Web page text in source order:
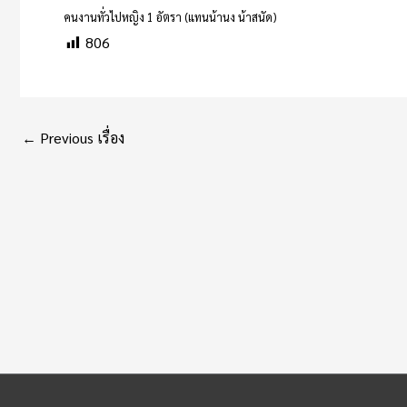
คนงานทั่วไปหญิง 1 อัตรา (แทนน้านง น้าสนัด)
806
← Previous เรื่อง